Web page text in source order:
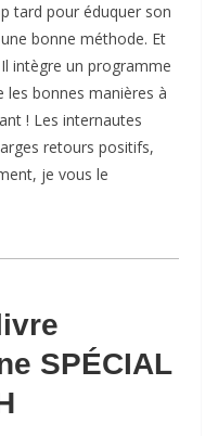
tard pour éduquer son
bonne méthode. Et
intègre un programme
les bonnes manières à
! Les internautes
retours positifs,
je vous le
SPÉCIAL